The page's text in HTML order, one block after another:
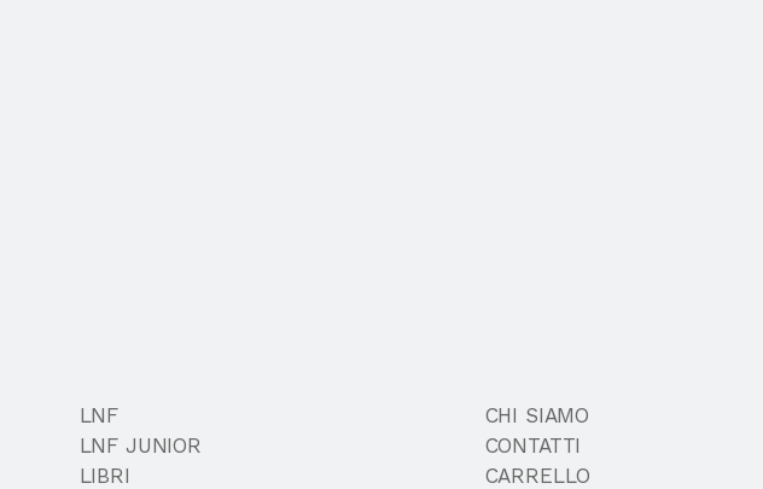
LNF
LNF JUNIOR
LIBRI
CHI SIAMO
CONTATTI
CARRELLO